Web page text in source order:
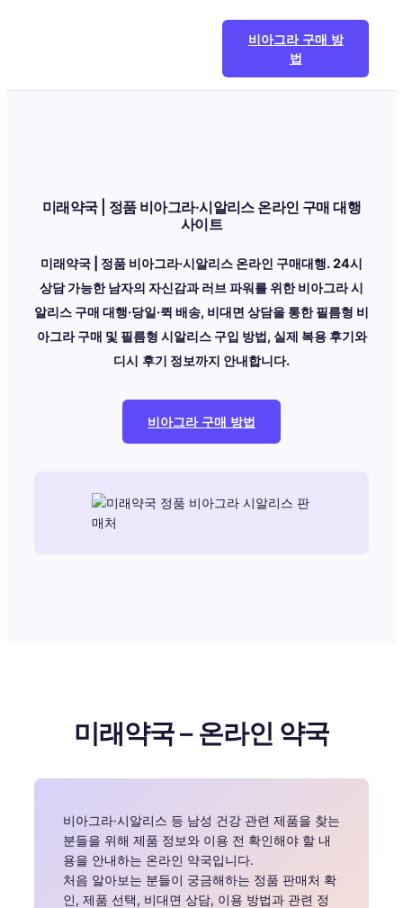
바
비아그라 구매 방
법
미래약국 | 정품 비아그라·시알리스 온라인 구매 대행
사이트
미래약국 | 정품 비아그라·시알리스 온라인 구매대행. 24시
상담 가능한 남자의 자신감과 러브 파워를 위한 비아그라 시
알리스 구매 대행·당일·퀵 배송, 비대면 상담을 통한 필름형 비
아그라 구매 및 필름형 시알리스 구입 방법, 실제 복용 후기와
디시 후기 정보까지 안내합니다.
비아그라 구매 방법
미래약국 – 온라인 약국
비아그라·시알리스 등 남성 건강 관련 제품을 찾는
분들을 위해 제품 정보와 이용 전 확인해야 할 내
용을 안내하는 온라인 약국입니다.
처음 알아보는 분들이 궁금해하는 정품 판매처 확
인, 제품 선택, 비대면 상담, 이용 방법과 관련 정